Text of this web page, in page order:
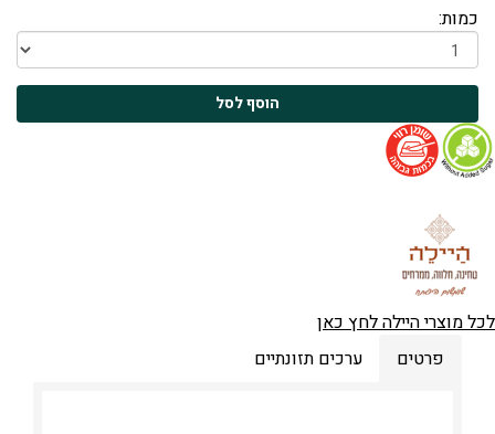
כמות:
לכל מוצרי היילה לחץ כאן
פרטים
ערכים תזונתיים